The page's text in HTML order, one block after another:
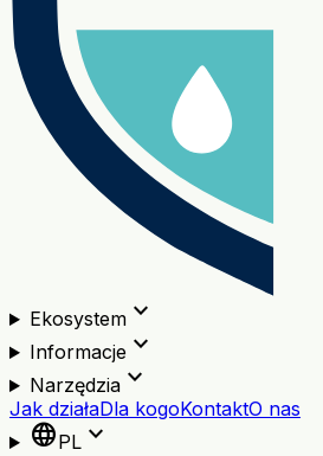
Ekosystemexpand_more
Informacjeexpand_more
Narzędziaexpand_more
Jak działaDla kogoKontaktO nas
languagePL expand_more